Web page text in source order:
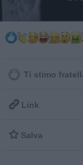
Ti stimo
 Link
 Salva